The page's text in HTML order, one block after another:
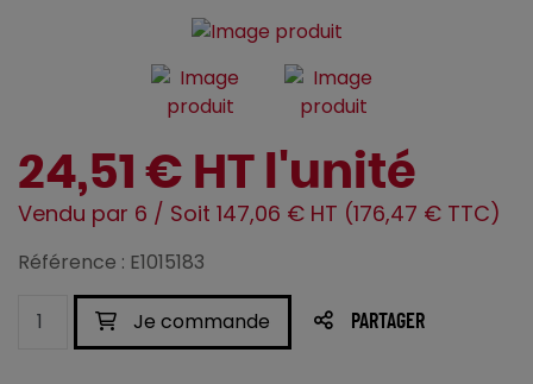
24,51 € HT l'unité
Vendu par 6 / Soit 147,06 € HT (176,47 € TTC)
Référence : E1015183
Je commande PARTAGER